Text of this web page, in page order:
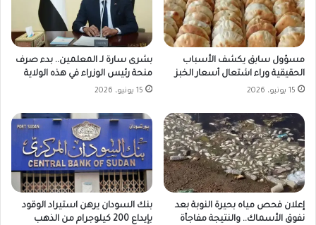
مسؤول سابق يكشف الأسباب
الحقيقية وراء اشتعال أسعار الخبز
15 يونيو، 2026
بشرى سارة لـ المعلمين.. بدء صرف
منحة رئيس الوزراء في هذه الولاية
15 يونيو، 2026
إعلان فحص مياه بحيرة النوبة بعد
نفوق الأسماك.. والنتيجة مفاجأة
بنك السودان يرهن استيراد الوقود
بإيداع 200 كيلوجرام من الذهب